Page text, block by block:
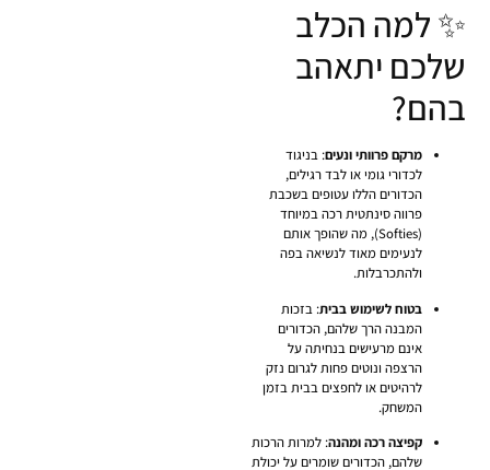
✨ למה הכלב
שלכם יתאהב
בהם?
מרקם פרוותי ונעים: בניגוד
לכדורי גומי או לבד רגילים,
הכדורים הללו עטופים בשכבת
פרווה סינתטית רכה במיוחד
(Softies), מה שהופך אותם
לנעימים מאוד לנשיאה בפה
ולהתכרבלות.
בטוח לשימוש בבית: בזכות
המבנה הרך שלהם, הכדורים
אינם מרעישים בנחיתה על
הרצפה ונוטים פחות לגרום נזק
לרהיטים או לחפצים בבית בזמן
המשחק.
קפיצה רכה ומהנה: למרות הרכות
שלהם, הכדורים שומרים על יכולת